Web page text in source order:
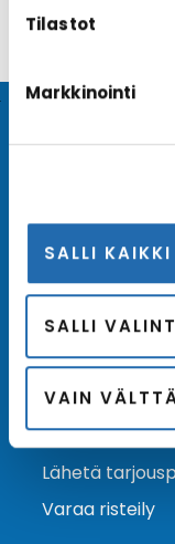
Tilastot
Markkinointi
SALLI KAIKKI
SALLI
VAIN
varustamoiden
Ota yhteyttä
Asiakaspalvelu
Lähetä
Varaa risteily